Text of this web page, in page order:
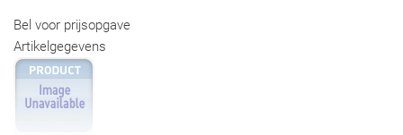
Bel voor prijsopgave
Artikelgegevens